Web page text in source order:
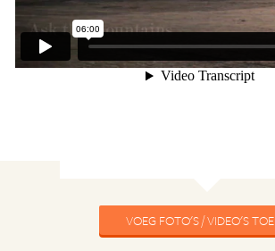
VOEG FOTO'S / VIDEO'S TOE